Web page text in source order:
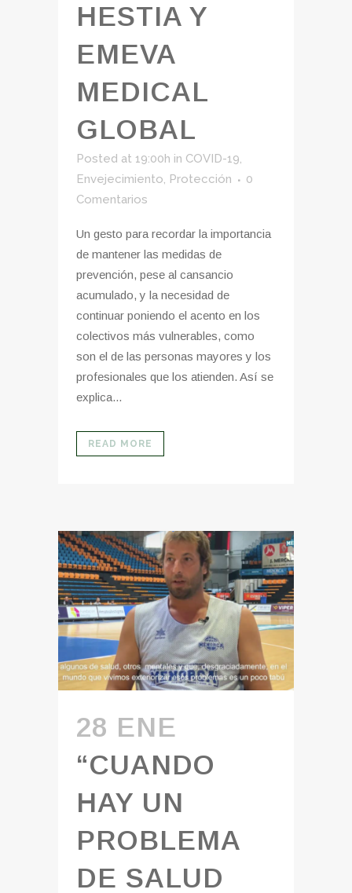
HESTIA Y
EMEVA
MEDICAL
GLOBAL
Posted at 19:00h in COVID-19,
Envejecimiento, Protección
0
Comentarios
Un gesto para recordar la importancia
de mantener las medidas de
prevención, pese al cansancio
acumulado, y la necesidad de
continuar poniendo el acento en los
colectivos más vulnerables, como
son el de las personas mayores y los
profesionales que los atienden. Así se
explica...
READ MORE
28 ENE
“CUANDO
HAY UN
PROBLEMA
DE SALUD